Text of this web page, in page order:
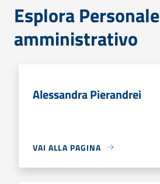
Esplora Personale
amministrativo
Alessandra Pierandrei
VAI ALLA PAGINA